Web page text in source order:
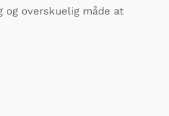
overskuelig måde at